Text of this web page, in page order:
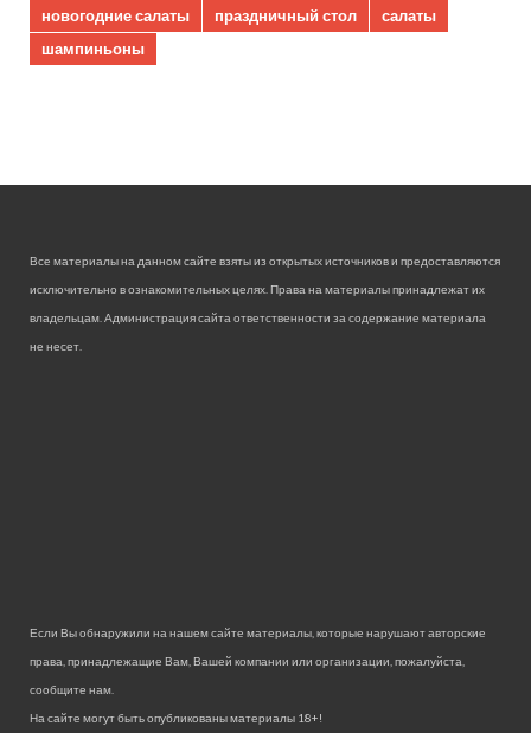
новогодние салаты
праздничный стол
салаты
шампиньоны
Все материалы на данном сайте взяты из открытых источников и предоставляются
исключительно в ознакомительных целях. Права на материалы принадлежат их
владельцам. Администрация сайта ответственности за содержание материала
не несет.
Если Вы обнаружили на нашем сайте материалы, которые нарушают авторские
права, принадлежащие Вам, Вашей компании или организации, пожалуйста,
сообщите нам.
На сайте могут быть опубликованы материалы 18+!